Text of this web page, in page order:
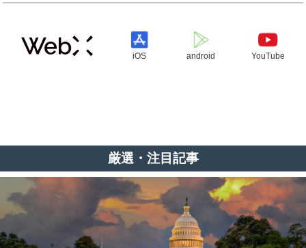
iOS android YouTube
厳選・注目記事